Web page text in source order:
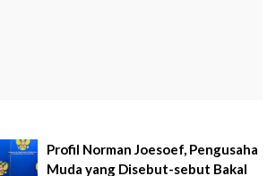
Profil Norman Joesoef, Pengusaha
Muda yang Disebut-sebut Bakal